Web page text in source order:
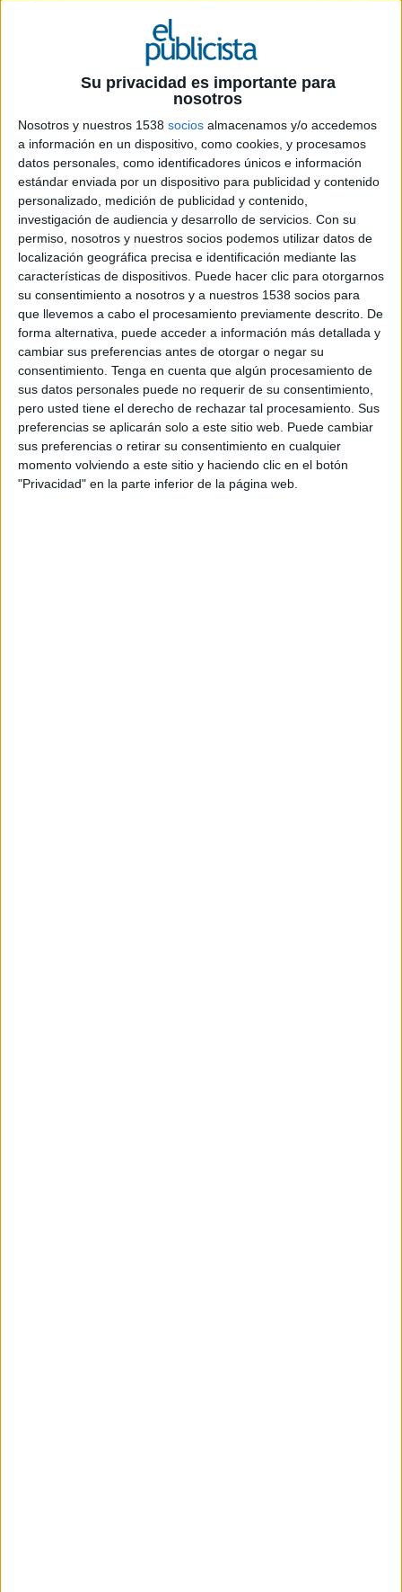
Su privacidad es importante para
nosotros
Nosotros y nuestros 1538 socios almacenamos y/o accedemos
a información en un dispositivo, como cookies, y procesamos
datos personales, como identificadores únicos e información
estándar enviada por un dispositivo para publicidad y contenido
personalizado, medición de publicidad y contenido,
investigación de audiencia y desarrollo de servicios. Con su
permiso, nosotros y nuestros socios podemos utilizar datos de
localización geográfica precisa e identificación mediante las
características de dispositivos. Puede hacer clic para otorgarnos
su consentimiento a nosotros y a nuestros 1538 socios para
que llevemos a cabo el procesamiento previamente descrito. De
forma alternativa, puede acceder a información más detallada y
cambiar sus preferencias antes de otorgar o negar su
consentimiento. Tenga en cuenta que algún procesamiento de
sus datos personales puede no requerir de su consentimiento,
pero usted tiene el derecho de rechazar tal procesamiento. Sus
preferencias se aplicarán solo a este sitio web. Puede cambiar
sus preferencias o retirar su consentimiento en cualquier
momento volviendo a este sitio y haciendo clic en el botón
"Privacidad" en la parte inferior de la página web.
La marca lanza una edición especial
ilustrada por Chema Peral y una campaña
específica para Cataluña que pone en valor
la región
San Miguelha presentado 'Feta per als que fan'
(Hecha para los que hacen), una nueva campaña
con la que rinde homenaje a Cataluña, territorio
en el que inauguró su primera fábrica en España
en 1957. La iniciativa busca reforzar el vínculo
histórico de la marca con la comunidad a través
de un concepto creativo inspirado el uso del
verbofer(hacer) para expresar acciones
cotidianas en el catalán.
La campaña, deMcCann, gira en torno a la idea
de que los catalanes no "dan" abrazos o besos,
sino que los "hacen" (fem abraçades, fem petons),
del mismo modo que también "hacen" una
cerveza (fem una cervesa). Este recurso sirve de
base para un spot que celebra la forma de vivir y